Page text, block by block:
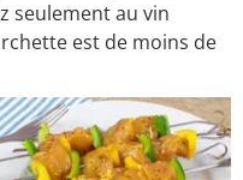
seulement au vin
est de moins de